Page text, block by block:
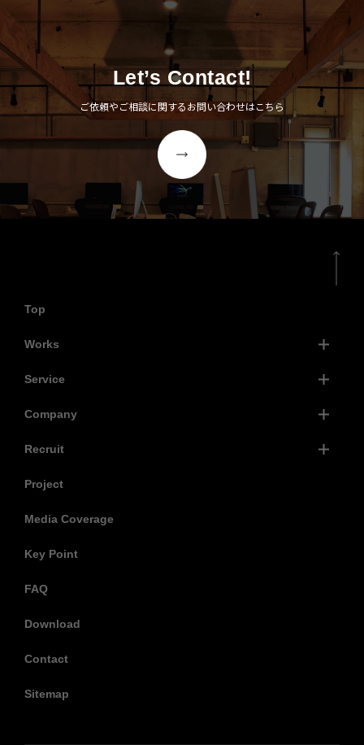
Let’s Contact!
ご依頼やご相談に関するお問い合わせはこちら
Top
Works
Service
Company
Recruit
Project
Media Coverage
Key Point
FAQ
Download
Contact
Sitemap